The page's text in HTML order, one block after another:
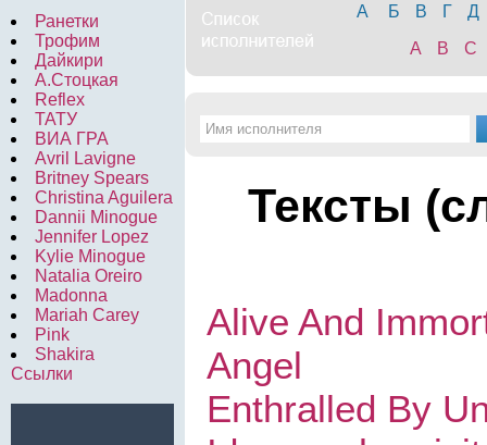
Ранетки
Трофим
Дайкири
А.Стоцкая
Reflex
ТАТУ
ВИА ГРА
Avril Lavigne
Britney Spears
Christina Aguilera
Dannii Minogue
Jennifer Lopez
Kylie Minogue
Natalia Oreiro
Madonna
Mariah Carey
Pink
Shakira
Ссылки
А Б В Г
Д
A
B C
Тексты
Alive And
Angel
Enthralled By